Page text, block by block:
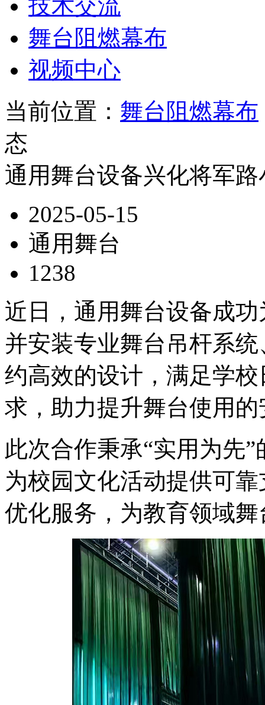
技术交流
舞台阻燃幕布
视频中心
当前位置： 舞台阻燃幕布
态
通用舞台设备兴化将军
2025-05-15
通用舞台
1238
近日，通用舞台设备成
并安装专业舞台吊杆系统
约高效的设计，满足学
求，助力提升舞台使用
此次合作秉承“实用为先
为校园文化活动提供可
优化服务，为教育领域